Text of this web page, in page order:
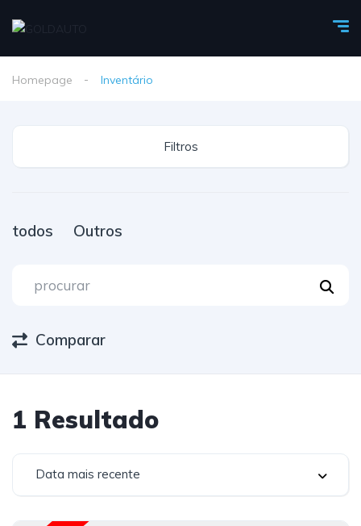
Homepage Inventário
Filtros
todos Outros
Comparar
1 Resultado
Data mais recente